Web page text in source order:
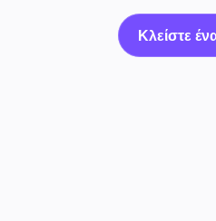
Κλείστε
Κλείστε